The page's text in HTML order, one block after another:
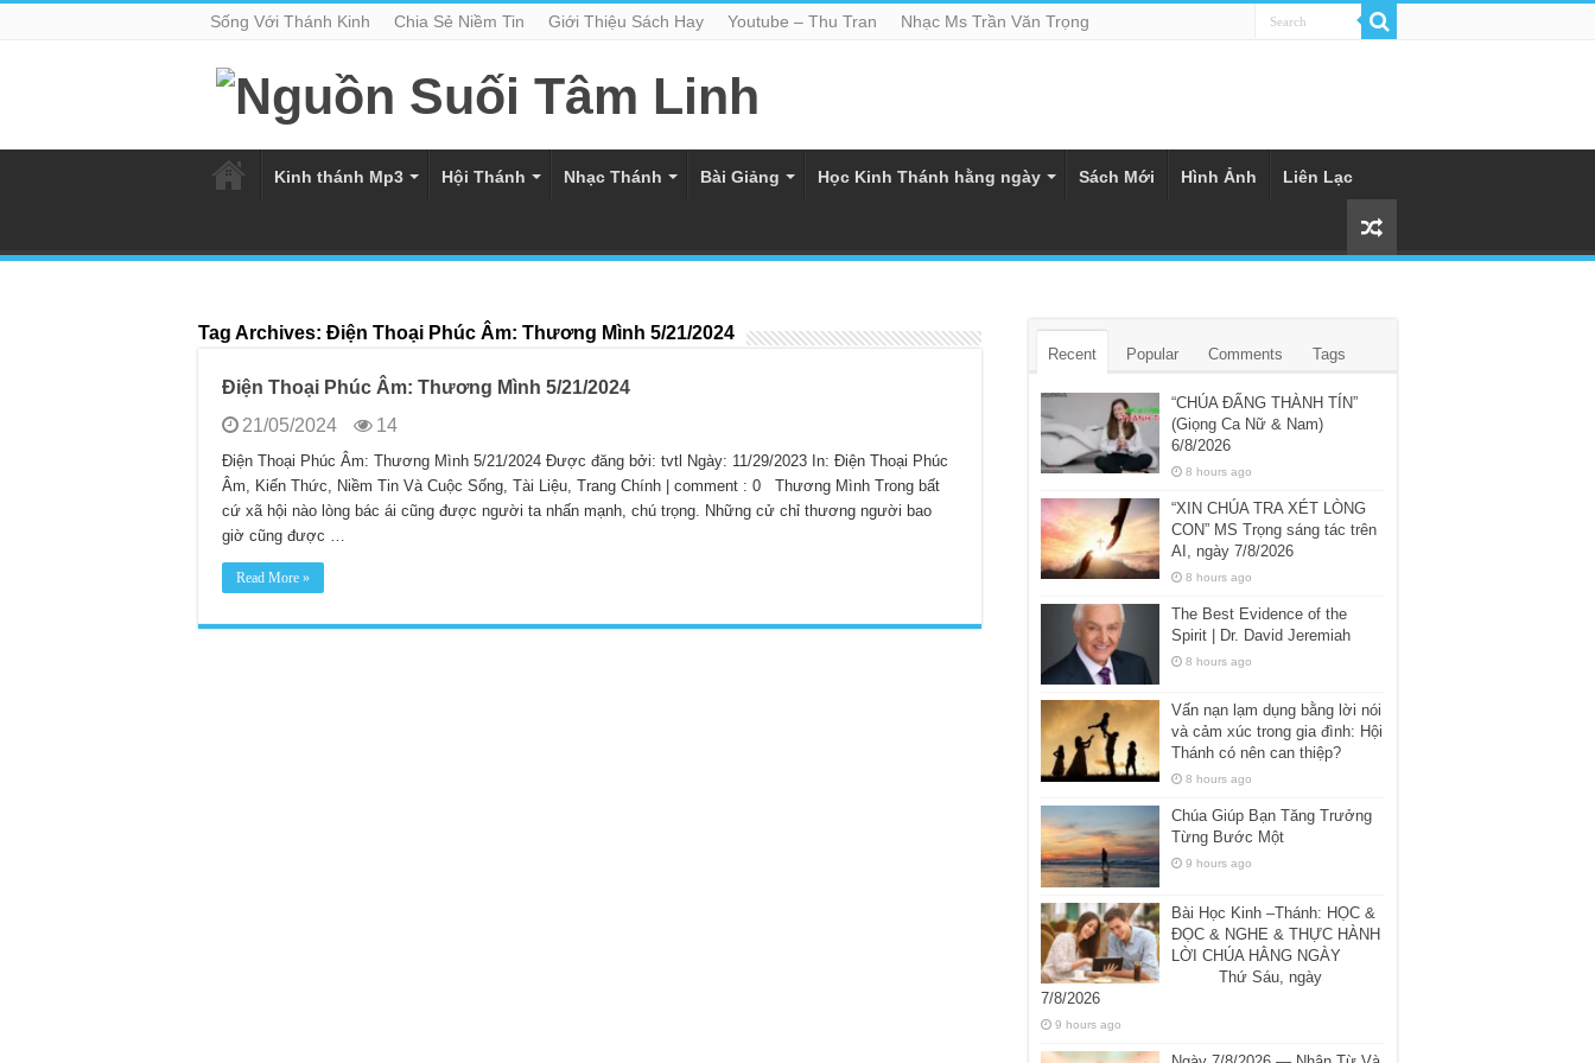
Sống Với Thánh Kinh Chia Sẻ Niềm Tin Giới Thiệu Sách Hay Youtube – Thu Tran Nhạc Ms Trần Văn Trọng
Kinh thánh Mp3 Hội Thánh Nhạc Thánh Bài Giảng Học Kinh Thánh hằng ngày Sách Mới Hình Ảnh Liên Lạc
Tag Archives: Điện Thoại Phúc Âm: Thương Mình 5/21/2024
Điện Thoại Phúc Âm: Thương Mình 5/21/2024
21/05/2024
14
Điện Thoại Phúc Âm: Thương Mình 5/21/2024 Được đăng bởi: tvtl Ngày: 11/29/2023 In: Điện Thoại Phúc
Âm, Kiến Thức, Niềm Tin Và Cuộc Sống, Tài Liệu, Trang Chính | comment : 0 Thương Mình Trong bất
cứ xã hội nào lòng bác ái cũng được người ta nhấn mạnh, chú trọng. Những cử chỉ thương người bao
giờ cũng được …
Read More »
Recent Popular Comments Tags
“CHÚA ĐẤNG THÀNH TÍN”
(Giọng Ca Nữ & Nam)
6/8/2026
8 hours ago
“XIN CHÚA TRA XÉT LÒNG
CON” MS Trọng sáng tác trên
AI, ngày 7/8/2026
8 hours ago
The Best Evidence of the
Spirit | Dr. David Jeremiah
8 hours ago
Vấn nạn lạm dụng bằng lời nói
và cảm xúc trong gia đình: Hội
Thánh có nên can thiệp?
8 hours ago
Chúa Giúp Bạn Tăng Trưởng
Từng Bước Một
9 hours ago
Bài Học Kinh –Thánh: HỌC &
ĐỌC & NGHE & THỰC HÀNH
LỜI CHÚA HẰNG NGÀY
Thứ Sáu, ngày
7/8/2026
9 hours ago